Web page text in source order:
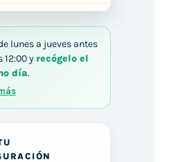
lunes a jueves antes
12:00 y recógelo el
día.